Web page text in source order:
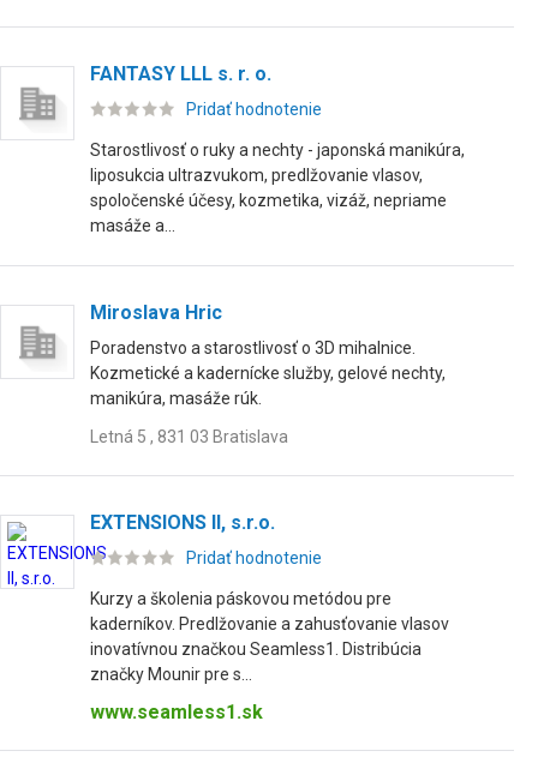
FANTASY LLL s. r. o.
Pridať hodnotenie
Starostlivosť o ruky a nechty - japonská manikúra,
liposukcia ultrazvukom, predlžovanie vlasov,
spoločenské účesy, kozmetika, vizáž, nepriame
masáže a...
Miroslava Hric
Poradenstvo a starostlivosť o 3D mihalnice.
Kozmetické a kadernícke služby, gelové nechty,
manikúra, masáže rúk.
Letná 5 , 831 03 Bratislava
EXTENSIONS II, s.r.o.
Pridať hodnotenie
Kurzy a školenia páskovou metódou pre
kaderníkov. Predlžovanie a zahusťovanie vlasov
inovatívnou značkou Seamless1. Distribúcia
značky Mounir pre s...
www.seamless1.sk